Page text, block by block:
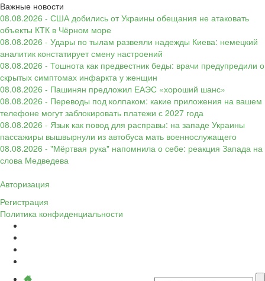
Важные новости
08.08.2026 - США добились от Украины обещания не атаковать
объекты КТК в Чёрном море
08.08.2026 - Удары по тылам развеяли надежды Киева: немецкий
аналитик констатирует смену настроений
08.08.2026 - Тошнота как предвестник беды: врачи предупредили о
скрытых симптомах инфаркта у женщин
08.08.2026 - Пашинян предложил ЕАЭС «хороший шанс»
08.08.2026 - Переводы под колпаком: какие приложения на вашем
телефоне могут заблокировать платежи с 2027 года
08.08.2026 - Язык как повод для расправы: на западе Украины
пассажиры вышвырнули из автобуса мать военнослужащего
08.08.2026 - "Мёртвая рука" напомнила о себе: реакция Запада на
слова Медведева
Авторизация
Регистрация
Политика конфиденциальности